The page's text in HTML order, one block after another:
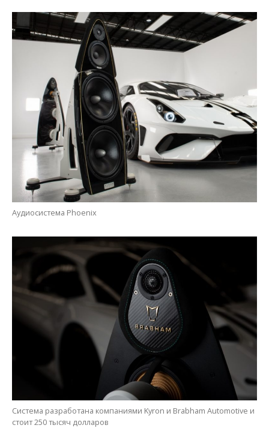
Аудиосистема Phoenix
Система разработана компаниями Kyron и Brabham Automotive и
стоит 250 тысяч долларов